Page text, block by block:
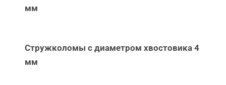
мм
Стружколомы с диаметром хвостовика 4
мм